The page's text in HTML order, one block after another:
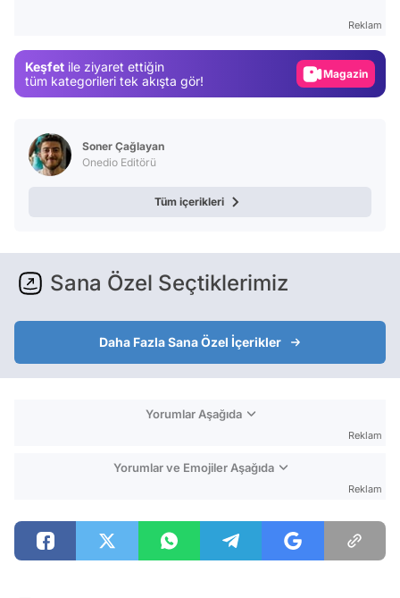
Reklam
Keşfet ile ziyaret ettiğin
tüm kategorileri tek akışta gör!
Video
Soner Çağlayan
Onedio Editörü
Tüm içerikleri
Sana Özel Seçtiklerimiz
Daha Fazla Sana Özel İçerikler
Yorumlar Aşağıda
Reklam
Yorumlar ve Emojiler Aşağıda
Reklam